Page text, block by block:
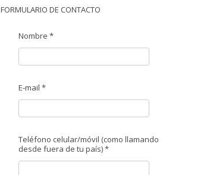
FORMULARIO DE CONTACTO
Nombre *
E-mail *
Teléfono celular/móvil (como llamando
desde fuera de tu país) *